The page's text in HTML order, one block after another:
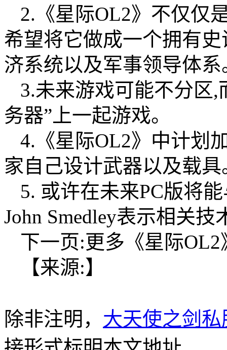
2.《星际OL2》不仅仅
希望将它做成一个拥有
济系统以及军事领导体系
3.未来游戏可能不分区
务器”上一起游戏。
4.《星际OL2》中计划
家自己设计武器以及载具
5. 或许在未来PC版将
John Smedley表示相关
下一页:更多《星际
【来源:】
除非注明， 大天使之剑私